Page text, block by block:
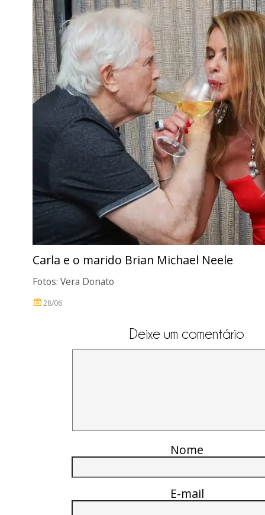
Carla e o marido Brian Michael Neele
Fotos: Vera Donato
28/06
Deixe um comentário
Nome
E-mail